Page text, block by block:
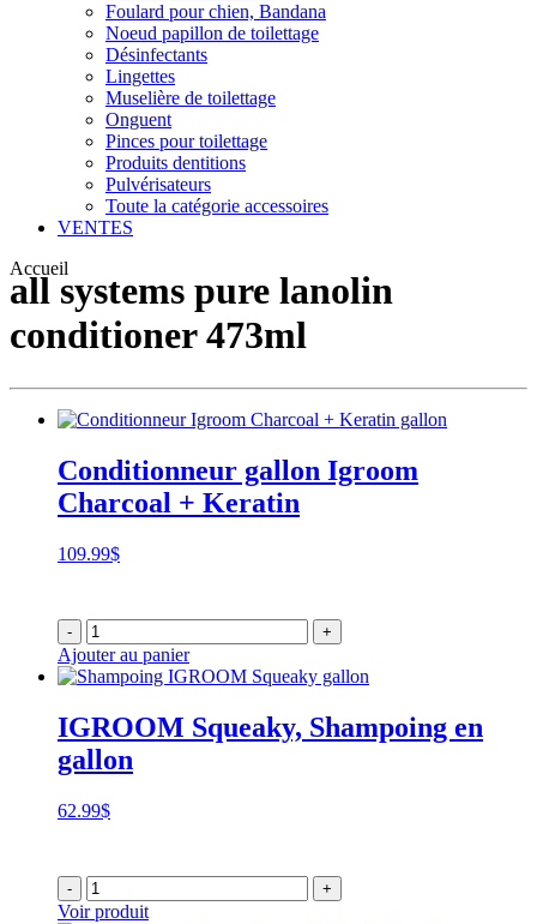
Foulard pour chien, Bandana
Noeud papillon de toilettage
Désinfectants
Lingettes
Muselière de toilettage
Onguent
Pinces pour toilettage
Produits dentitions
Pulvérisateurs
Toute la catégorie accessoires
VENTES
Accueil
all systems pure lanolin
conditioner 473ml
Conditionneur gallon Igroom
Charcoal + Keratin
109.99$
- +
Ajouter au panier
IGROOM Squeaky, Shampoing en
gallon
62.99$
- +
Voir produit